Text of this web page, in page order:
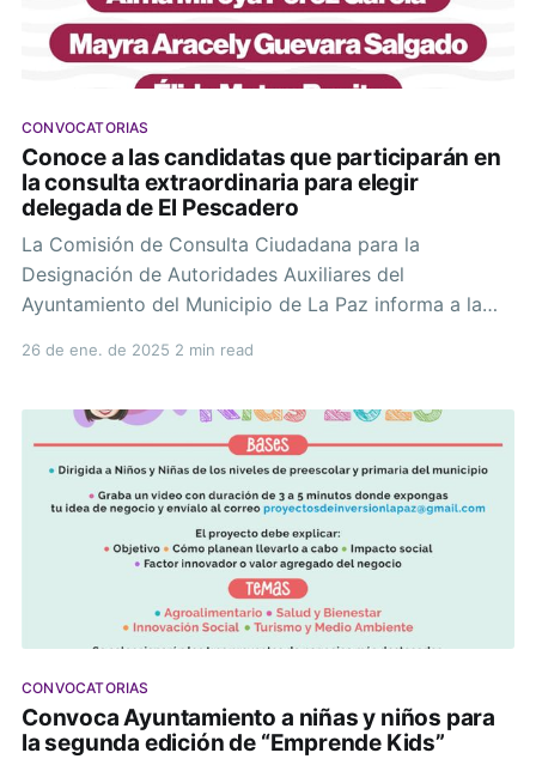
CONVOCATORIAS
Conoce a las candidatas que participarán en
la consulta extraordinaria para elegir
delegada de El Pescadero
La Comisión de Consulta Ciudadana para la
Designación de Autoridades Auxiliares del
Ayuntamiento del Municipio de La Paz informa a la
la Delegación de El Pescadero y las Subdelegaciones
García, Ejido Plutarco Elías Calles, El
26 de ene. de 2025 2 min read
CONVOCATORIAS
Convoca Ayuntamiento a niñas y niños para
la segunda edición de “Emprende Kids”